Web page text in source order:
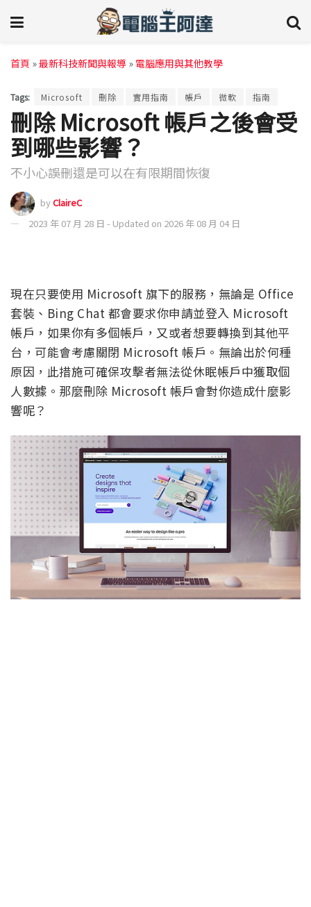
首頁 »最新科技新聞與報導 » 電腦應用與其他教學
Tags: Microsoft 刪除 實用指南 帳戶 微軟 指南
刪除 Microsoft 帳戶之後會受
到哪些影響？
不小心誤刪還是可以在有限期間恢復
byClaireC
2023 年 07 月 28 日 - Updated on 2026 年 08 月 04 日
現在只要使用 Microsoft 旗下的服務，無論是 Office
套裝、Bing Chat 都會要求你申請並登入 Microsoft
帳戶，如果你有多個帳戶，又或者想要轉換到其他平
台，可能會考慮關閉 Microsoft 帳戶。無論出於何種
原因，此措施可確保攻擊者無法從休眠帳戶中獲取個
人數據。那麼刪除 Microsoft 帳戶會對你造成什麼影
響呢？